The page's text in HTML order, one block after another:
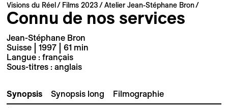
Visions du Réel Films 2023 Atelier Jean-Stéphane Bron
Connu de nos services
Jean-Stéphane Bron
Suisse | 1997 | 61 min
Langue : français
Sous-titres : anglais
Synopsis Synopsis long Filmographie